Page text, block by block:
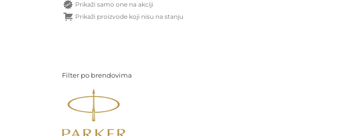
Prikaži samo one na akciji
Prikaži proizvode koji nisu na stanju
Filter po brendovima